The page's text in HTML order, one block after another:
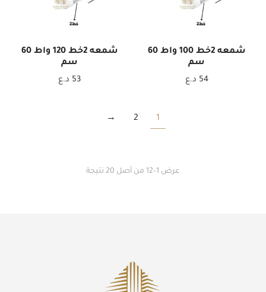
شمعه 2خط 100 واط 60
سم
54 د.ع
شمعه 2خط 120 واط 60
سم
53 د.ع
1
2
→
عرض 1–12 من أصل 20 نتيجة